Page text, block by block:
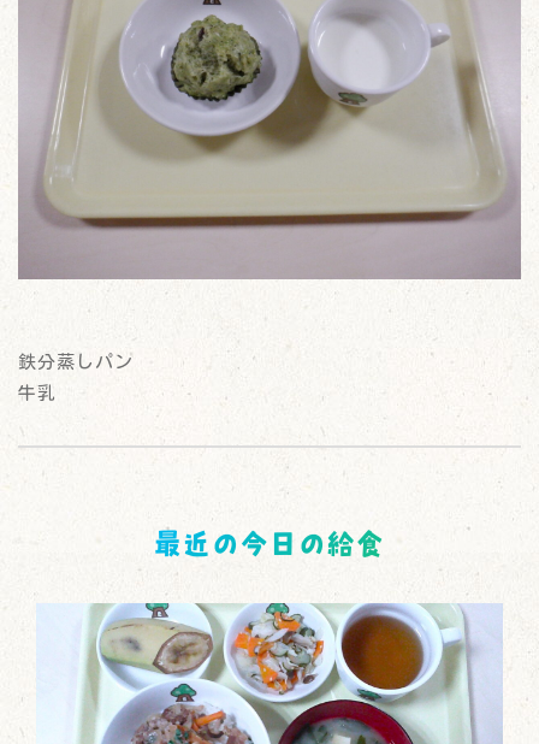
鉄分蒸しパン
牛乳
最近の今日の給食